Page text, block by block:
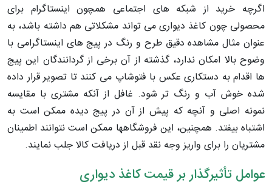
اگرچه خرید از شبکه های اجتماعی همچون اینستاگرام برای
محصولی چون کاغذ دیواری می تواند مشکلاتی هم داشته باشد، به
عنوان مثال مشاهده دقیق طرح و رنگ در پیج های اینستاگرامی با
وضوح بالا امکان ندارد، گذشته از آن برخی از گردانندگان این پیج
ها اقدام به دستکاری عکس با فتوشاپ می کنند تا تصویر قرار داده
شده خوش آب و رنگ تر شود. غافل از آنکه مشتری با مقایسه
نمونه اصلی و آنچه که پیش از آن در پیج دیده ممکن است به
اشتباه بیفتد. همچنین، این فروشگاهها ممکن است نتوانند اطمینان
مشتریان را برای واریز وجه نقد قبل از دریافت کالا جلب نمایند.
عوامل تأثیرگذار بر قیمت کاغذ دیواری